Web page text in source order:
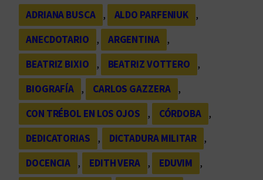
ADRIANA BUSCA , ALDO PARFENIUK
,
ANECDOTARIO
, ARGENTINA
,
BEATRIZ BIXIO
, BEATRIZ VOTTERO
,
BIOGRAFÍA
, CARLOS GAZZERA
,
CON TRÉBOL EN LOS OJOS
, CÓRDOBA
,
DEDICATORIAS
, DICTADURA MILITAR
,
DOCENCIA
, EDITH VERA , EDUVIM
,